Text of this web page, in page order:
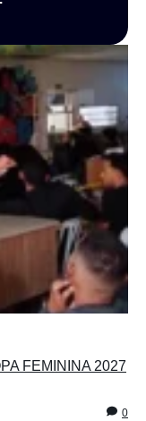
FEMININA 2027
0